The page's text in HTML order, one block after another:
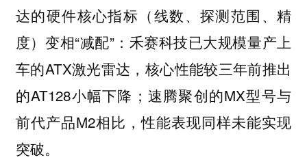
达的硬件核心指标（线数、探测范围、精
度）变相“减配”：禾赛科技已大规模量产上
车的ATX激光雷达，核心性能较三年前推出
的AT128小幅下降；速腾聚创的MX型号与
前代产品M2相比，性能表现同样未能实现
突破。